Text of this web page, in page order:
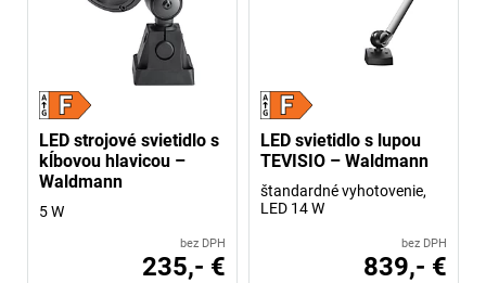
LED strojové svietidlo s
kĺbovou hlavicou –
Waldmann
5 W
bez DPH
235,- €
LED svietidlo s lupou
TEVISIO – Waldmann
štandardné vyhotovenie,
LED 14 W
bez DPH
839,- €